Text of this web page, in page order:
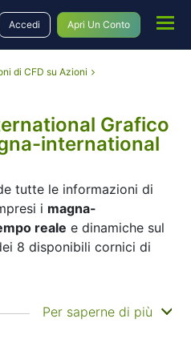
Accedi Apri Un Conto
di CFD su Azioni
Grafico
international
tutte le informazioni di
i magna-
reale e dinamiche sul
8 disponibili cornici di
dei tempi nel pannello in
Per saperne di più